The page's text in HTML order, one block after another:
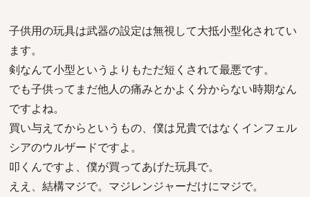
子供用の玩具は武器の設定は無視して大抵小型化されてい
ます。
剣なんて小型というよりもただ短くされて最悪です。
でも子供ってまだ他人の痛みとかよく分からない時期なん
ですよね。
買い与えてからというもの、僕は兄貴ではなくインフェル
シアのウルザードですよ。
叩くんですよ、僕が買ってあげた玩具で。
ええ、結構マジで。マジレンジャーだけにマジで。